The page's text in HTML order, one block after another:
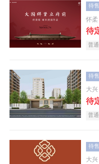
待售
怀柔
待
普
待售
大兴
待
普
待售
大兴